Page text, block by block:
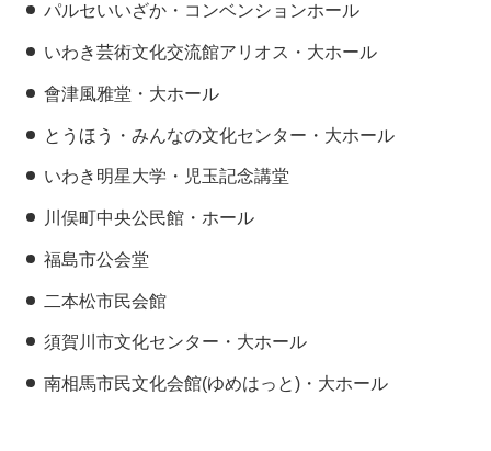
パルセいいざか・コンベンションホール
いわき芸術文化交流館アリオス・大ホール
會津風雅堂・大ホール
とうほう・みんなの文化センター・大ホール
いわき明星大学・児玉記念講堂
川俣町中央公民館・ホール
福島市公会堂
二本松市民会館
須賀川市文化センター・大ホール
南相馬市民文化会館(ゆめはっと)・大ホール